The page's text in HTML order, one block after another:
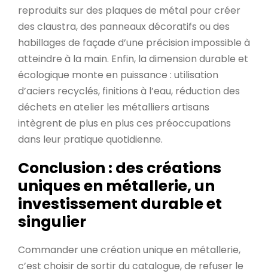
reproduits sur des plaques de métal pour créer
des claustra, des panneaux décoratifs ou des
habillages de façade d’une précision impossible à
atteindre à la main. Enfin, la dimension durable et
écologique monte en puissance : utilisation
d’aciers recyclés, finitions à l’eau, réduction des
déchets en atelier les métalliers artisans
intègrent de plus en plus ces préoccupations
dans leur pratique quotidienne.
Conclusion : des créations
uniques en métallerie, un
investissement durable et
singulier
Commander une création unique en métallerie,
c’est choisir de sortir du catalogue, de refuser le